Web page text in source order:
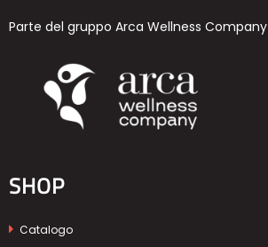
Parte del gruppo Arca Wellness Company
SHOP
Catalogo